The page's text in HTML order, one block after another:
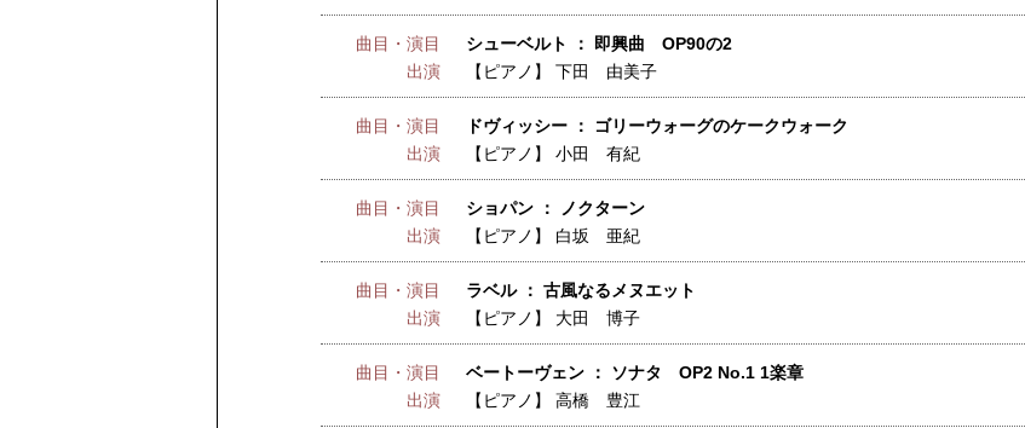
曲目・演目
シューベルト ： 即興曲 OP90の2
出演
【ピアノ】 下田 由美子
曲目・演目
ドヴィッシー ： ゴリーウォーグのケークウォーク
出演
【ピアノ】 小田 有紀
曲目・演目
ショパン ： ノクターン
出演
【ピアノ】 白坂 亜紀
曲目・演目
ラベル ： 古風なるメヌエット
出演
【ピアノ】 大田 博子
曲目・演目
ベートーヴェン ： ソナタ OP2 No.1 1楽章
出演
【ピアノ】 高橋 豊江